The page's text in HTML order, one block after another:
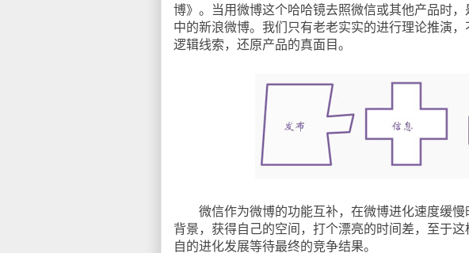
博》。当用微博这个哈哈镜去照微信或其他产品时
中的新浪微博。我们只有老老实实的进行理论推演
逻辑线索，还原产品的真面目。
微信作为微博的功能互补，在微博进化速度缓慢
背景，获得自己的空间，打个漂亮的时间差，至于
自的进化发展等待最终的竞争结果。